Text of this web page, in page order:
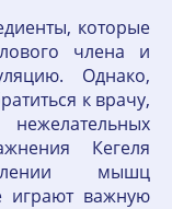
которые
члена и
Однако,
к врачу,
Кегеля
мышц
играют важную